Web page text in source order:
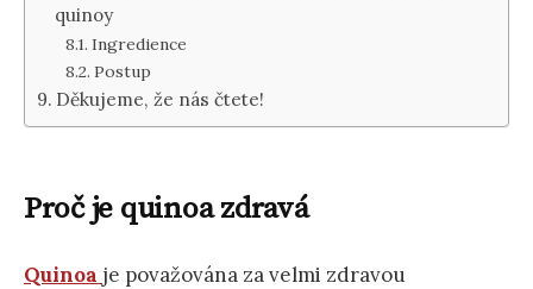
quinoy
Ingredience
Postup
Děkujeme, že nás čtete!
Proč je quinoa zdravá
Quinoa je považována za velmi zdravou